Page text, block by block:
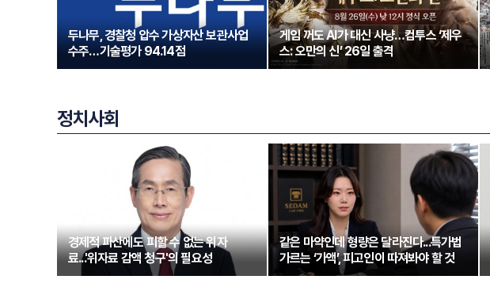
두나무, 경찰청 압수 가상자산 보관사업
수주…기술평가 94.14점
게임 꺼도 AI가 대신 사냥…컴투스 ‘제우
스: 오만의 신’ 26일 출격
정치사회
경제적 파산에도 피할 수 없는 위자
료...'위자료 감액 청구'의 필요성
같은 마약인데 형량은 달라진다...특가법
가르는 ‘가액’, 피고인이 따져봐야 할 것